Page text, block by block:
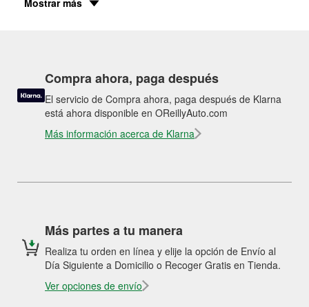
Compra ahora, paga después
El servicio de Compra ahora, paga después de Klarna
está ahora disponible en OReillyAuto.com
Más información acerca de Klarna
Más partes a tu manera
Realiza tu orden en línea y elije la opción de Envío al
Día Siguiente a Domicilio o Recoger Gratis en Tienda.
Ver opciones de envío